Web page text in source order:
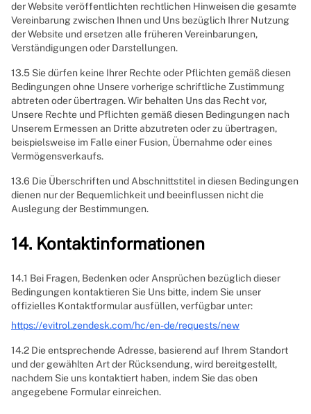
der Website veröffentlichten rechtlichen Hinweisen die gesamte
Vereinbarung zwischen Ihnen und Uns bezüglich Ihrer Nutzung
der Website und ersetzen alle früheren Vereinbarungen,
Verständigungen oder Darstellungen.
13.5 Sie dürfen keine Ihrer Rechte oder Pflichten gemäß diesen
Bedingungen ohne Unsere vorherige schriftliche Zustimmung
abtreten oder übertragen. Wir behalten Uns das Recht vor,
Unsere Rechte und Pflichten gemäß diesen Bedingungen nach
Unserem Ermessen an Dritte abzutreten oder zu übertragen,
beispielsweise im Falle einer Fusion, Übernahme oder eines
Vermögensverkaufs.
13.6 Die Überschriften und Abschnittstitel in diesen Bedingungen
dienen nur der Bequemlichkeit und beeinflussen nicht die
Auslegung der Bestimmungen.
14. Kontaktinformationen
14.1 Bei Fragen, Bedenken oder Ansprüchen bezüglich dieser
Bedingungen kontaktieren Sie Uns bitte, indem Sie unser
offizielles Kontaktformular ausfüllen, verfügbar unter:
https://evitrol.zendesk.com/hc/en-de/requests/new
14.2 Die entsprechende Adresse, basierend auf Ihrem Standort
und der gewählten Art der Rücksendung, wird bereitgestellt,
nachdem Sie uns kontaktiert haben, indem Sie das oben
angegebene Formular einreichen.